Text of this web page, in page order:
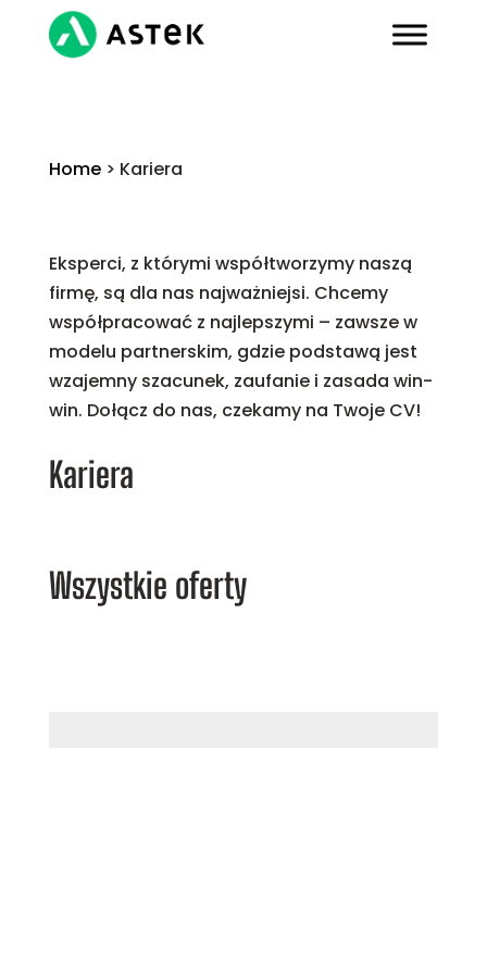
Home> Kariera
Eksperci, z którymi współtworzymy naszą
firmę, są dla nas najważniejsi. Chcemy
współpracować z najlepszymi – zawsze w
modelu partnerskim, gdzie podstawą jest
wzajemny szacunek, zaufanie i zasada win-
win. Dołącz do nas, czekamy na Twoje CV!
Kariera
Wszystkie oferty